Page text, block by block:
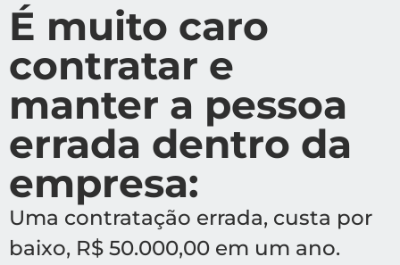
É muito caro
contratar e
manter a pessoa
errada dentro da
empresa:
Uma contratação errada, custa por
baixo, R$ 50.000,00 em um ano.